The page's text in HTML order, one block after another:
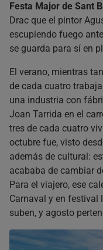
Festa Major de Sant
Drac que el pintor
escupiendo fuego
se guarda para sí en
El verano, mientras
de cada cuatro
una industria con
Joan Tarrida en el
tres de cada cuatro
octubre fue, visto
además de cultural:
acababa de cambiar
Para el viajero, ese
Carnaval y en festival
suben, y agosto